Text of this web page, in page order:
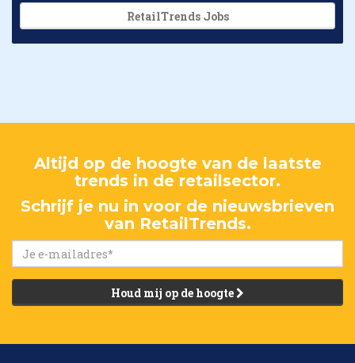
RetailTrends Jobs
Altijd op de hoogte van de laatste
trends in de retailsector.
Schrijf je nu in voor de nieuwsbrieven
van RetailTrends.
Houd mij op de hoogte